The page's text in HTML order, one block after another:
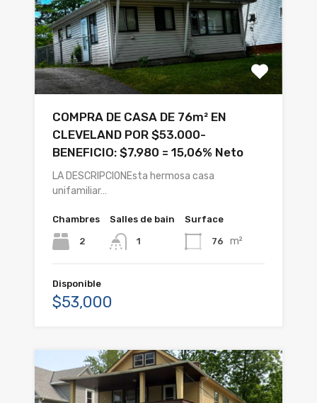
COMPRA DE CASA DE 76m² EN
CLEVELAND POR $53.000-
BENEFICIO: $7.980 = 15,06% Neto
LA DESCRIPCIONEsta hermosa casa
unifamiliar…
Chambres
2
Salles de bain
1
Surface
76 m²
Disponible
$53,000